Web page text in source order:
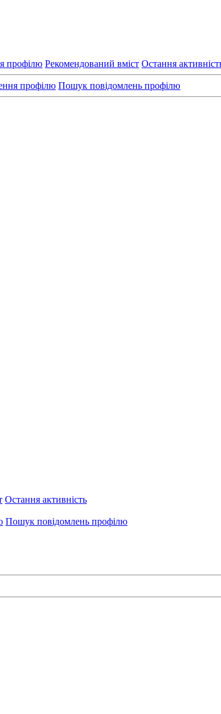
профілю Рекомендований вміст Остання
профілю Пошук повідомлень профілю
Остання активність
Пошук повідомлень профілю